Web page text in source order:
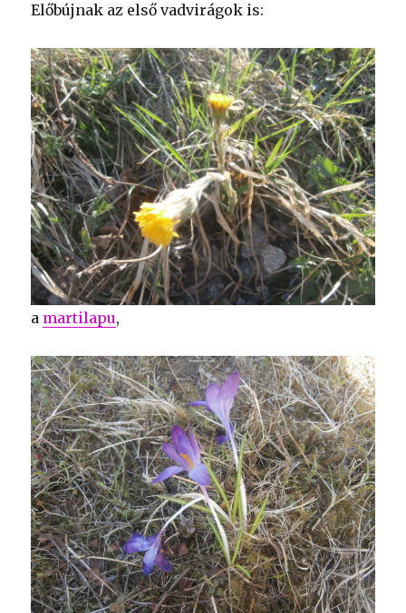
Előbújnak az első vadvirágok is:
a martilapu,